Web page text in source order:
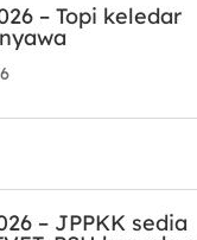
– Topi keledar
– JPPKK sedia